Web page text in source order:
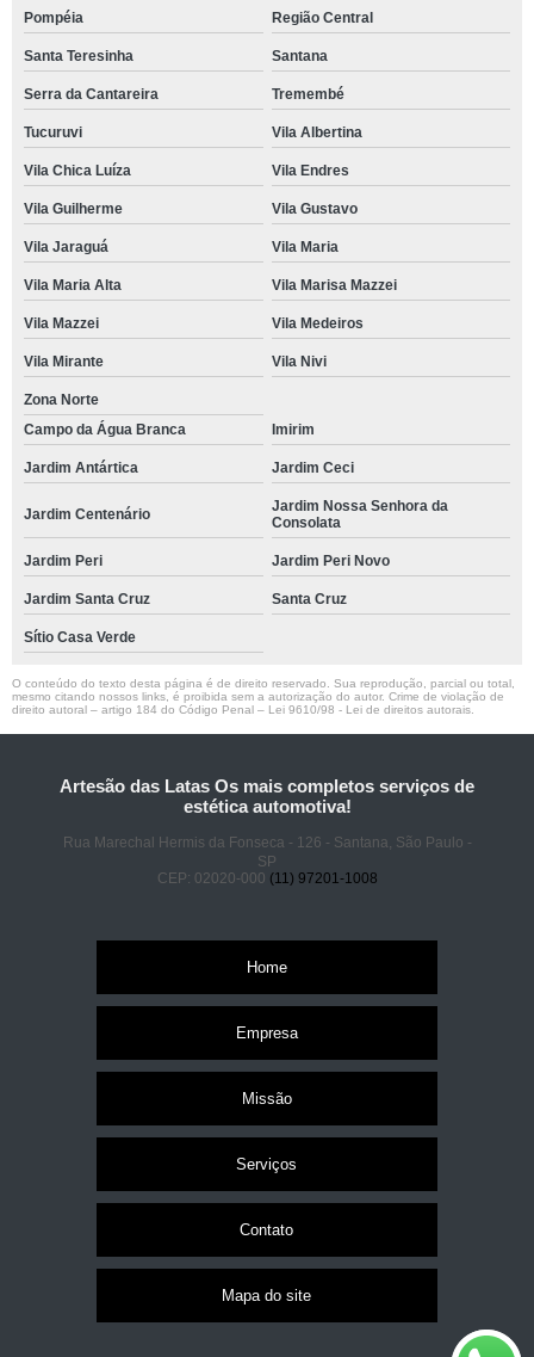
Pompéia Região Central
Santa Teresinha Santana
Serra da Cantareira Tremembé
Tucuruvi Vila Albertina
Vila Chica Luíza Vila Endres
Vila Guilherme Vila Gustavo
Vila Jaraguá Vila Maria
Vila Maria Alta Vila Marisa Mazzei
Vila Mazzei Vila Medeiros
Vila Mirante Vila Nivi
Zona Norte
Campo da Água Branca
Imirim
Jardim Antártica Jardim Ceci
Jardim Centenário
Jardim Nossa Senhora da
Consolata
Jardim Peri Jardim Peri Novo
Jardim Santa Cruz Santa Cruz
Sítio Casa Verde
O conteúdo do texto desta página é de direito reservado. Sua reprodução, parcial ou total,
mesmo citando nossos links, é proibida sem a autorização do autor. Crime de violação de
direito autoral – artigo 184 do Código Penal – Lei 9610/98 - Lei de direitos autorais
Artesão das Latas Os mais completos serviços de
estética automotiva!
Rua Marechal Hermis da Fonseca - 126 - Santana, São Paulo -
SP
CEP: 02020-000 (11) 97201-1008
Home
Empresa
Missão
Serviços
Contato
Mapa do site